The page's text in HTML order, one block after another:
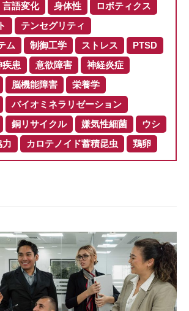
言語変化 身体性
ロボティクス
テンセグリティ
ム
制御工学 ストレス
PTSD
疾患 意欲障害
神経炎症
脳機能障害
栄養学
バイオミネラリゼーション
銅リサイクル 嫌気性細菌
ウシ
力 カロテノイド蓄積昆虫 鶏卵